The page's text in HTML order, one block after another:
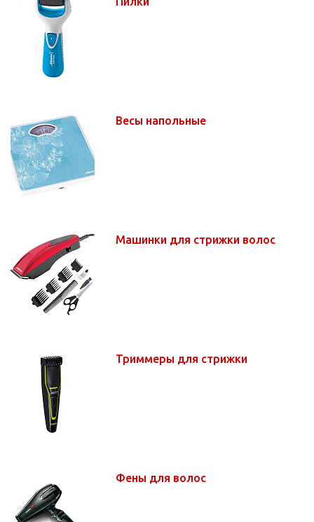
Весы напольные
Машинки для стрижки волос
Триммеры для стрижки
Фены для волос